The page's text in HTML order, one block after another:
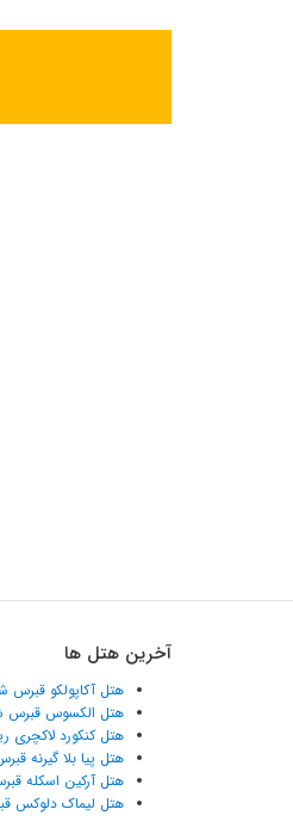
آخرین هتل ها
هتل آکاپولکو قبرس
هتل الکسوس قبرس
هتل کنکورد لاکچری
هتل پیا بلا گیرنه
هتل آرکین اسکله
هتل لیماک دلوکس